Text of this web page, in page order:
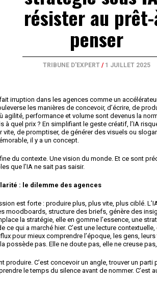
résister au
penser
TRIBUNE D'EXPERT/ 1 JUILLET 2025
irruption dans les agences comme un
les manières de concevoir, d’écrire, de
agilité, performance et volume sont devenus la
à quel prix ? En simplifiant le geste créatif, l’IA
vite, de promptiser, de générer des visuels ou
il y a un concept.
du contexte. Une vision du monde. Et ce sont
que l’IA ne sait pas saisir.
: le dilemme des agences
est forte : produire plus, plus vite, plus ciblé.
moodboards, structure des briefs, génère des
la stratégie, elle en gomme l’essence, une
ce qui a marché hier. C’est une lecture
pour mieux comprendre l’époque, les gens,
possède pas. Elle ne doute pas, elle ne creuse
produire. C’est concevoir un angle, trouver un parti
le temps du silence avant de nommer. C’est